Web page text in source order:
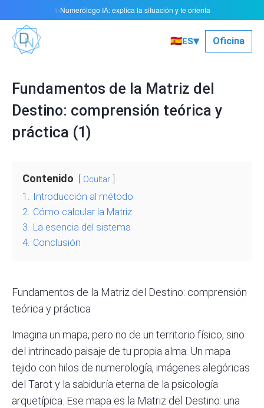
🇪🇸ES▾ Oficina
Fundamentos de la Matriz del
Destino: comprensión teórica y
práctica (1)
Contenido Ocultar
1.
Introducción al método
2. Cómo calcular la Matriz
3. La esencia del sistema
4. Conclusión
Fundamentos de la Matriz del Destino: comprensión
teórica y práctica
Imagina un mapa, pero no de un territorio físico, sino
del intrincado paisaje de tu propia alma. Un mapa
tejido con hilos de numerología, imágenes alegóricas
del Tarot y la sabiduría eterna de la psicología
arquetípica. Ese mapa es la Matriz del Destino: una
✨Numerólogo IA: explica la situación y te orienta